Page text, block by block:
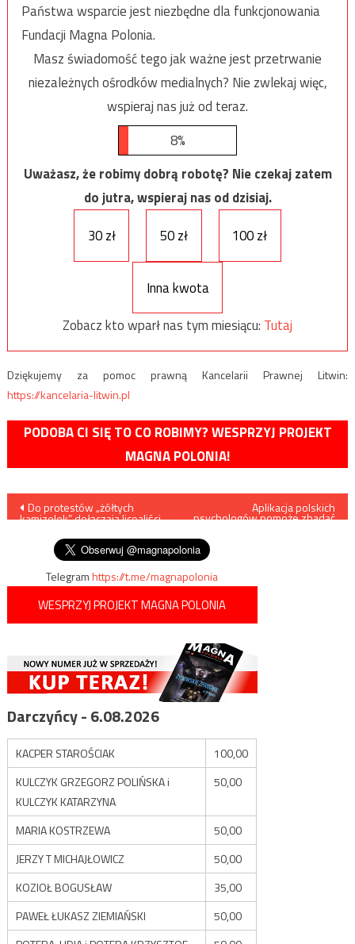
Państwa wsparcie jest niezbędne dla funkcjonowania
Fundacji Magna Polonia.
Masz świadomość tego jak ważne jest przetrwanie
niezależnych ośrodków medialnych? Nie zwlekaj więc,
wspieraj nas już od teraz.
8%
Uważasz, że robimy dobrą robotę? Nie czekaj zatem
do jutra, wspieraj nas od dzisiaj.
30 zł
50 zł 100 zł
Inna kwota
Zobacz kto wparł nas tym miesiącu: Tutaj
Dziękujemy za pomoc prawną Kancelarii Prawnej Litwin:
https://kancelaria-litwin.pl
PODOBA CI SIĘ TO CO ROBIMY? WESPRZYJ PROJEKT
MAGNA POLONIA!
Nawigacja
wpisu
Do protestów „żółtych
kamizelek” dołączają licealiści,
Aplikacja polskich
psychologów pomoże zbadać
Telegramhttps://t.me/magnapolonia
WESPRZYJ PROJEKT MAGNA POLONIA
Darczyńcy - 6.08.2026
KACPER STAROŚCIAK
100,00
KULCZYK GRZEGORZ POLIŃSKA i
KULCZYK KATARZYNA
50,00
MARIA KOSTRZEWA
50,00
JERZY T MICHAJŁOWICZ
50,00
KOZIOŁ BOGUSŁAW
35,00
PAWEŁ ŁUKASZ ZIEMIAŃSKI
50,00